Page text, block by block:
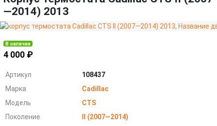
—2014) 2013
В наличии
4 000 ₽
Артикул
108437
Марка
Cadillac
Модель
CTS
Поколение
II (2007—2014)